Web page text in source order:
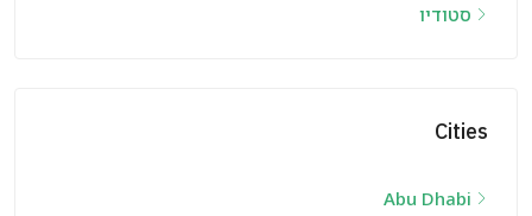
סטודיו
Cities
Abu Dhabi